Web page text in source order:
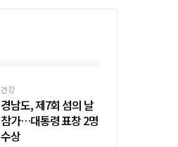
건강
경남도, 제7회 섬의 날
참가…대통령 표창 2명
수상